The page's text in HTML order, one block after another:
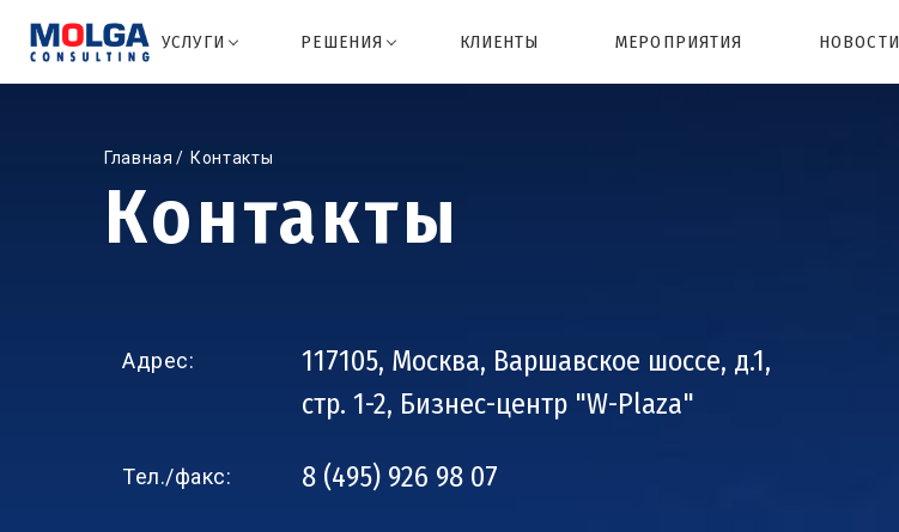
УСЛУГИ РЕШЕНИЯ КЛИЕНТЫ МЕРОПРИЯТИЯ НОВОСТИ
Главная Контакты
Контакты
Адрес:
117105, Москва, Варшавское шоссе, д.1,
стр. 1-2, Бизнес-центр "W-Plaza"
Тел./факс: 8 (495) 926 98 07